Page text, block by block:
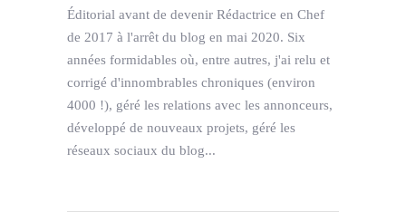
Éditorial avant de devenir Rédactrice en Chef
de 2017 à l'arrêt du blog en mai 2020. Six
années formidables où, entre autres, j'ai relu et
corrigé d'innombrables chroniques (environ
4000 !), géré les relations avec les annonceurs,
développé de nouveaux projets, géré les
réseaux sociaux du blog...